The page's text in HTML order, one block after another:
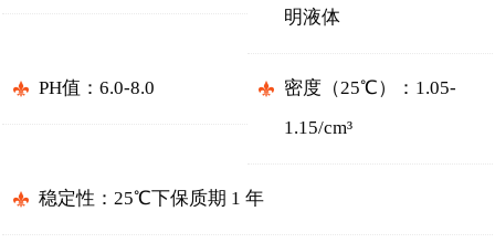
明液体
PH值：6.0-8.0
密度（25℃）：1.05-
1.15/cm³
稳定性：25℃下保质期 1 年